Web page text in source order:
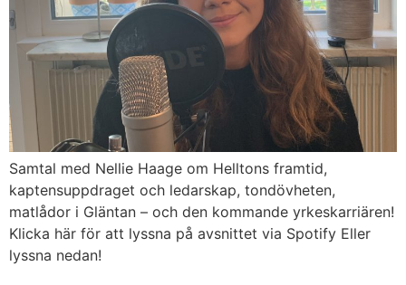
Samtal med Nellie Haage om Helltons framtid,
kaptensuppdraget och ledarskap, tondövheten,
matlådor i Gläntan – och den kommande yrkeskarriären!
Klicka här för att lyssna på avsnittet via Spotify Eller
lyssna nedan!